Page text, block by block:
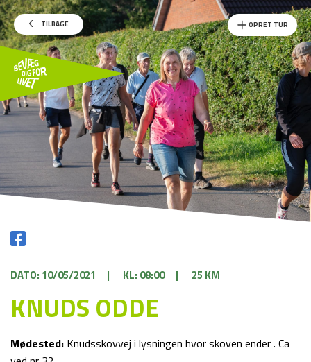
TILBAGE OPRET TUR
DATO: 10/05/2021 | KL: 08:00 | 25 KM
KNUDS ODDE
Mødested: Knudsskovvej i lysningen hvor skoven ender . Ca